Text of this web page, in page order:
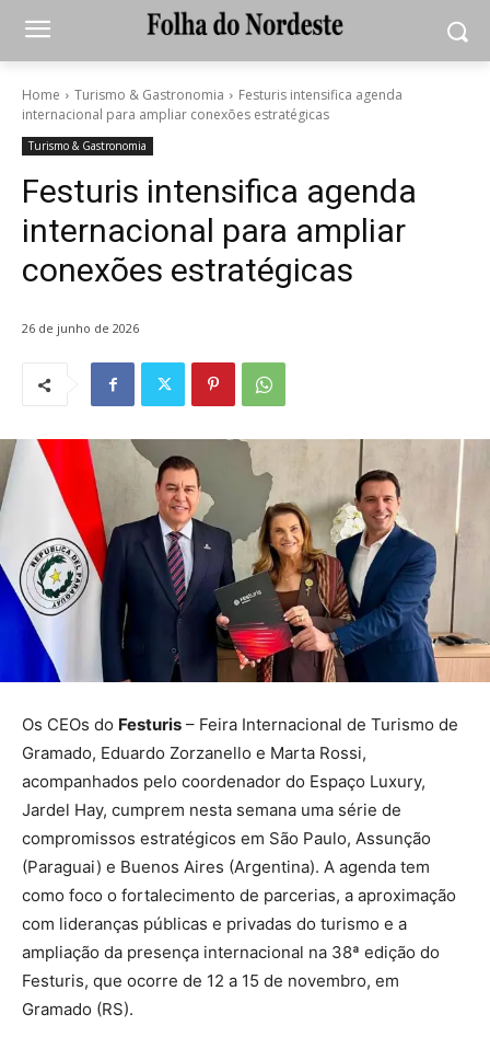
Home Turismo & Gastronomia
Festuris intensifica agenda
internacional para ampliar conexões estratégicas
Turismo & Gastronomia
Festuris intensifica agenda
internacional para ampliar
conexões estratégicas
26 de junho de 2026
Os CEOs do Festuris – Feira Internacional de Turismo de
Gramado, Eduardo Zorzanello e Marta Rossi,
acompanhados pelo coordenador do Espaço Luxury,
Jardel Hay, cumprem nesta semana uma série de
compromissos estratégicos em São Paulo, Assunção
(Paraguai) e Buenos Aires (Argentina). A agenda tem
como foco o fortalecimento de parcerias, a aproximação
com lideranças públicas e privadas do turismo e a
ampliação da presença internacional na 38ª edição do
Festuris, que ocorre de 12 a 15 de novembro, em
Gramado (RS).